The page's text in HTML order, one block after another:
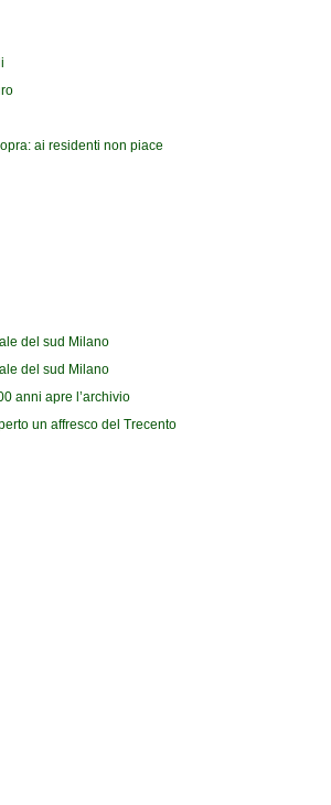
ai residenti non piace
del sud Milano
del sud Milano
anni apre l’archivio
un affresco del Trecento